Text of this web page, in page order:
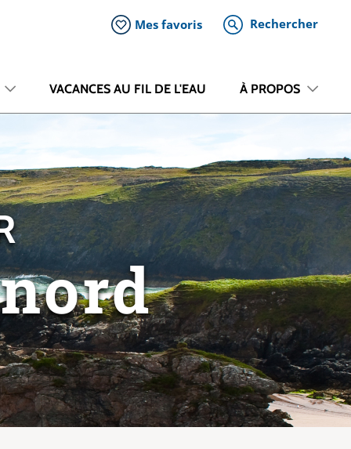
Mes favoris Rechercher
VACANCES AU FIL DE L'EAU À PROPOS